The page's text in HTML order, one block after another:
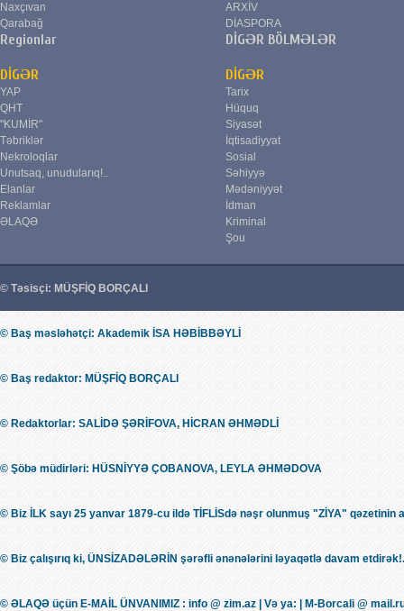
Naxçıvan
Qarabağ
Regionlar
ARXİV
DİASPORA
DİGƏR BÖLMƏLƏR
DİGƏR
YAP
QHT
"KUMİR"
Təbriklər
Nekroloqlar
Unutsaq, unudularıq!..
Elanlar
Reklamlar
ƏLAQƏ
DİGƏR
Tarix
Hüquq
Siyasət
İqtisadiyyat
Sosial
Səhiyyə
Mədəniyyət
İdman
Kriminal
Şou
© Təsisçi: MÜŞFİQ BORÇALI
© Baş məsləhətçi: Akademik İSA HƏBİBBƏYLİ
© Baş redaktor: MÜŞFİQ BORÇALI
© Redaktorlar: SALİDƏ ŞƏRİFOVA, HİCRAN ƏHMƏDLİ
© Şöbə müdirləri: HÜSNİYYƏ ÇOBANOVA, LEYLA ƏHMƏDOVA
© Biz İLK sayı 25 yanvar 1879-cu ildə TİFLİSdə nəşr olunmuş "ZİYA" qəzetinin
© Biz çalışırıq ki, ÜNSİZADƏLƏRİN şərəfli ənənələrini ləyaqətlə davam
© ƏLAQƏ üçün E-MAİL ÜNVANIMIZ : info @ zim.az | Və ya: | M-Borcali @